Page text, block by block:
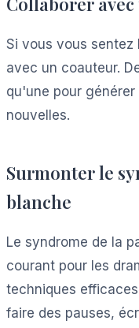
Si vous vous sentez
avec un coauteur.
qu'une pour
nouvelles.
Surmonter le
blanche
Le syndrome de la
courant pour les
techniques
faire des pauses,